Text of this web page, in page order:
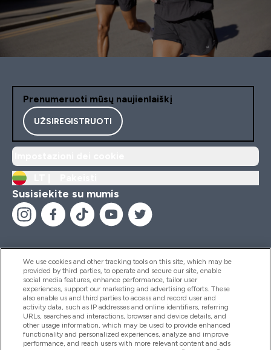
Prenumeruoti mūsų naujienlaiškį
UŽSIREGISTRUOTI
Susisiekite su mumis
Pagalba Ir Informacija
Produktai
We use cookies and other tracking tools on this site, which may be
provided by third parties, to operate and secure our site, enable
social media features, enhance performance, tailor user
experiences, support our marketing and advertising efforts. These
also enable us and third parties to access and record user and
activity data, such as IP addresses and online identifiers, referring
URLs, searches and interactions, browser and device details, and
other usage information, which may be used to provide enhanced
functionality and personalized experiences, analyze and improve
performance, and reach users with more relevant content and ads